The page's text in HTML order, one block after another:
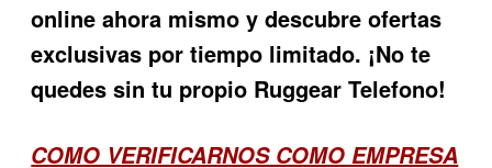
online ahora mismo y descubre ofertas
exclusivas por tiempo limitado. ¡No te
quedes sin tu propio Ruggear Telefono!
COMO VERIFICARNOS COMO EMPRESA